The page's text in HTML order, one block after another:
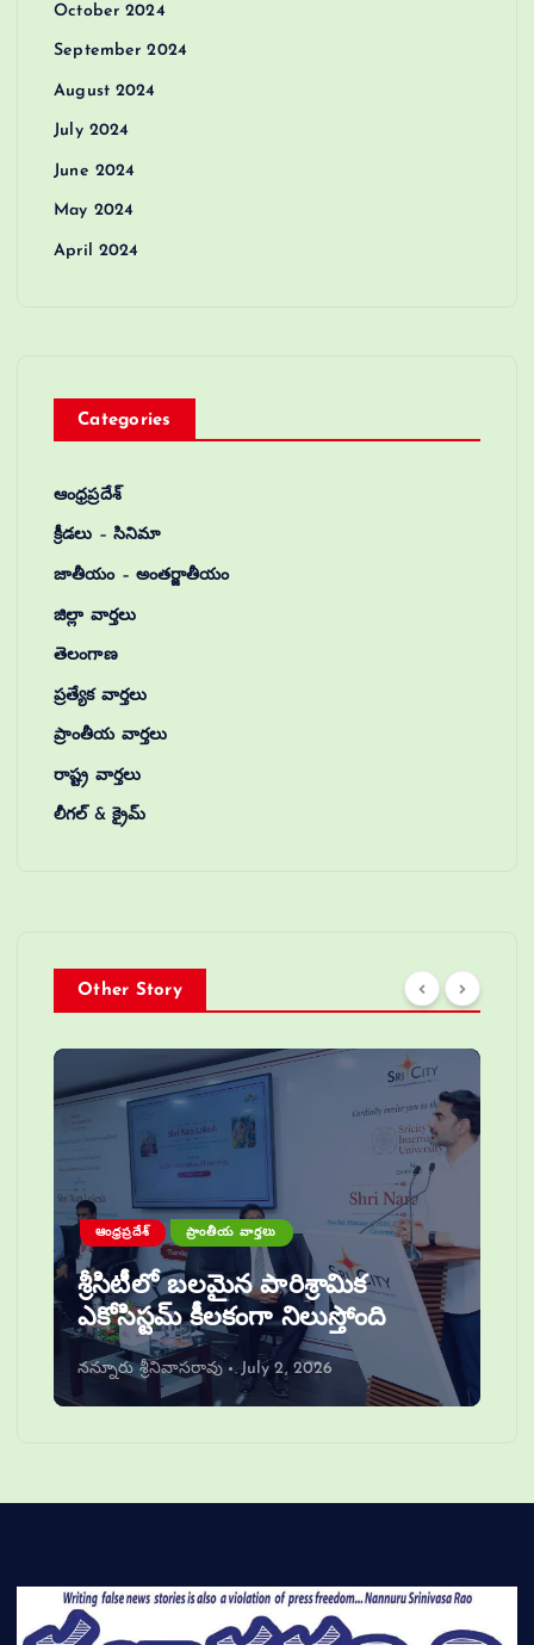
October 2024
September 2024
August 2024
July 2024
June 2024
May 2024
April 2024
Categories
ఆంధ్రప్రదేశ్
క్రీడలు – సినిమా
జాతీయం – అంతర్జాతీయం
జిల్లా వార్తలు
తెలంగాణ
ప్రత్యేక వార్తలు
ప్రాంతీయ వార్తలు
రాష్ట్ర వార్తలు
లీగల్ & క్రైమ్
Other Story
ఆంధ్రప్రదేశ్ ప్రాంతీయ వార్తలు
శ్రీసిటీలో బలమైన పారిశ్రామిక
ఎకోసిస్టమ్ కీలకంగా నిలుస్తోంది
నన్నూరు శ్రీనివాసరావు July 2, 2026